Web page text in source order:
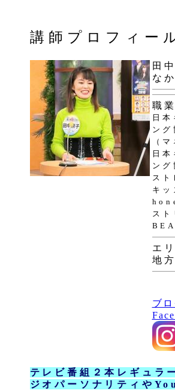
講師プロフィー
田
な
職
日
ング
（
日
ング
スト
キッ
スト
エ
地方
ブロ
テレビ番組２本レギュラ
ジオパーソナリティや